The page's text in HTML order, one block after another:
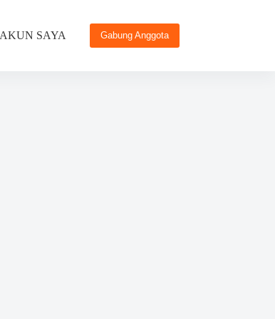
AKUN SAYA Gabung Anggota